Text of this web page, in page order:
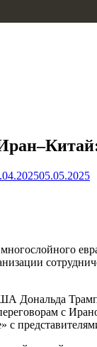
05.05.2025
многослойного
Дональда
с
с